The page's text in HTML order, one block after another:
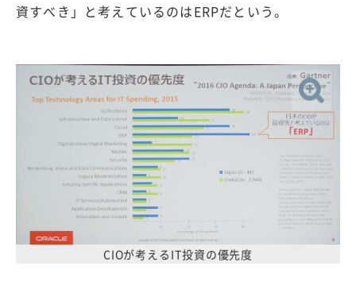
資すべき」と考えているのはERPだという。
CIOが考えるIT投資の優先度